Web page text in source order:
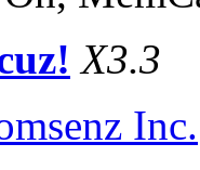
X3.3
Inc.